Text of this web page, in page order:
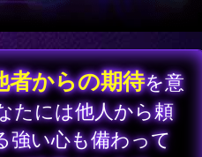
者からの期待を意
たには他人から頼
強い心も備わって